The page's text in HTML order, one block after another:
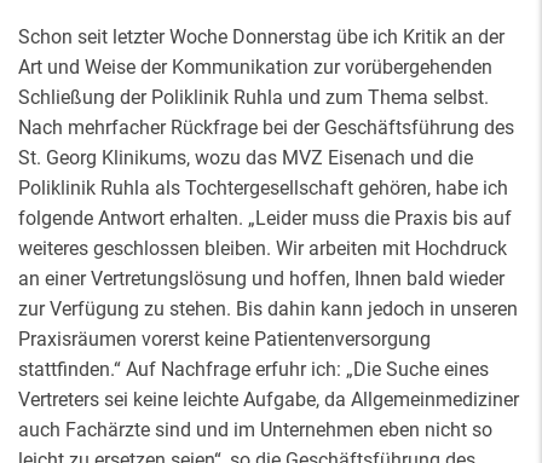
Schon seit letzter Woche Donnerstag übe ich Kritik an der
Art und Weise der Kommunikation zur vorübergehenden
Schließung der Poliklinik Ruhla und zum Thema selbst.
Nach mehrfacher Rückfrage bei der Geschäftsführung des
St. Georg Klinikums, wozu das MVZ Eisenach und die
Poliklinik Ruhla als Tochtergesellschaft gehören, habe ich
folgende Antwort erhalten. „Leider muss die Praxis bis auf
weiteres geschlossen bleiben. Wir arbeiten mit Hochdruck
an einer Vertretungslösung und hoffen, Ihnen bald wieder
zur Verfügung zu stehen. Bis dahin kann jedoch in unseren
Praxisräumen vorerst keine Patientenversorgung
stattfinden.“ Auf Nachfrage erfuhr ich: „Die Suche eines
Vertreters sei keine leichte Aufgabe, da Allgemeinmediziner
auch Fachärzte sind und im Unternehmen eben nicht so